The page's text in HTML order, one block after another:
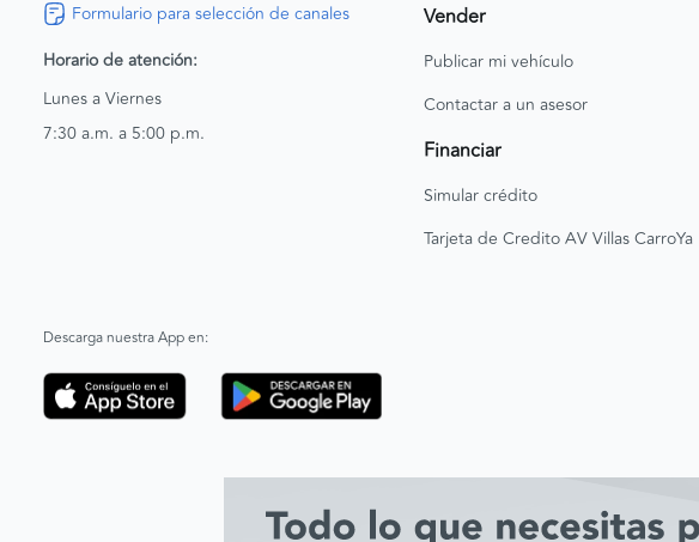
Formulario para selección de canales
Horario de atención:
Lunes a Viernes
7:30 a.m. a 5:00 p.m.
Vender
Publicar mi vehículo
Contactar a un asesor
Financiar
Simular crédito
Tarjeta de Credito AV Villas CarroYa
Descarga nuestra App en: